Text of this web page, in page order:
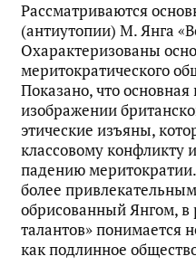
Рассматриваются
(антиутопии) М. Янга
Охарактеризованы
меритократического
Показано, что
изображении
этические изъяны,
классовому конфликту
падению
более
обрисованный Янгом, в
талантов» понимается
как подлинное